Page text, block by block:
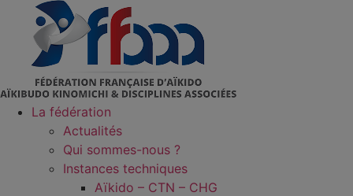
contenu
La fédération
Actualités
Qui sommes-nous ?
Instances techniques
Aïkido – CTN – CHG